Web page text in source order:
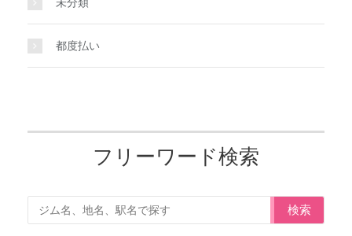
都度払い
フリーワード検索
検索